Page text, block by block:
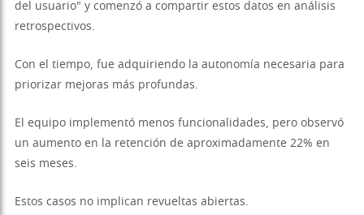
del usuario" y comenzó a compartir estos datos en análisis
retrospectivos.
Con el tiempo, fue adquiriendo la autonomía necesaria para
priorizar mejoras más profundas.
El equipo implementó menos funcionalidades, pero observó
un aumento en la retención de aproximadamente 22% en
seis meses.
Estos casos no implican revueltas abiertas.